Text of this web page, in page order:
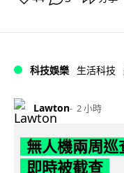
科技娛樂 生活科技
Lawton 2 小時
無人機兩周巡
即時被截查